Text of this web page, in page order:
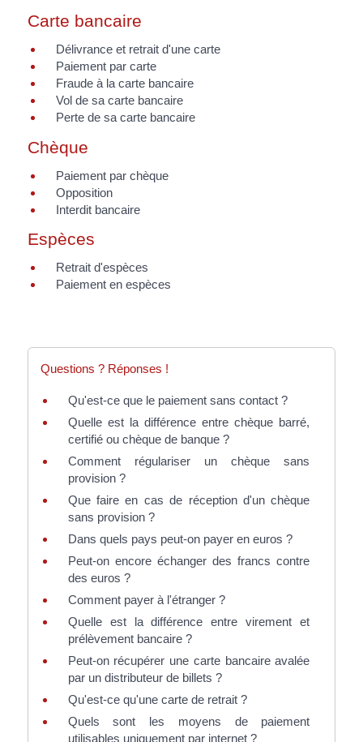
Carte bancaire
Délivrance et retrait d'une carte
Paiement par carte
Fraude à la carte bancaire
Vol de sa carte bancaire
Perte de sa carte bancaire
Chèque
Paiement par chèque
Opposition
Interdit bancaire
Espèces
Retrait d'espèces
Paiement en espèces
Questions ? Réponses !
Qu'est-ce que le paiement sans contact ?
Quelle est la différence entre chèque barré,
certifié ou chèque de banque ?
Comment régulariser un chèque sans
provision ?
Que faire en cas de réception d'un chèque
sans provision ?
Dans quels pays peut-on payer en euros ?
Peut-on encore échanger des francs contre
des euros ?
Comment payer à l'étranger ?
Quelle est la différence entre virement et
prélèvement bancaire ?
Peut-on récupérer une carte bancaire avalée
par un distributeur de billets ?
Qu'est-ce qu'une carte de retrait ?
Quels sont les moyens de paiement
utilisables uniquement par internet ?